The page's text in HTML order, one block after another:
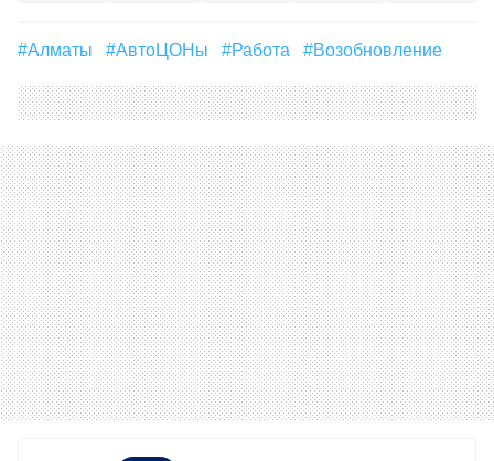
#Алматы #АвтоЦОНы #Работа #Возобновление